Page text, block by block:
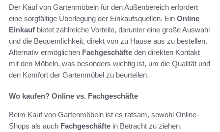
Der Kauf von Gartenmöbeln für den Außenbereich erfordert
eine sorgfältige Überlegung der Einkaufsquellen. Ein Online
Einkauf bietet zahlreiche Vorteile, darunter eine große Auswahl
und die Bequemlichkeit, direkt von zu Hause aus zu bestellen.
Alternativ ermöglichen Fachgeschäfte den direkten Kontakt
mit den Möbeln, was besonders wichtig ist, um die Qualität und
den Komfort der Gartenmöbel zu beurteilen.
Wo kaufen? Online vs. Fachgeschäfte
Beim Kauf von Gartenmöbeln ist es ratsam, sowohl Online-
Shops als auch Fachgeschäfte in Betracht zu ziehen.